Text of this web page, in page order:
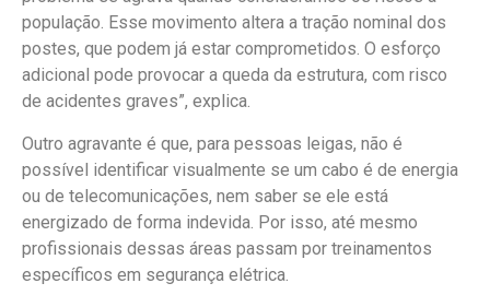
população. Esse movimento altera a tração nominal dos
postes, que podem já estar comprometidos. O esforço
adicional pode provocar a queda da estrutura, com risco
de acidentes graves”, explica.
Outro agravante é que, para pessoas leigas, não é
possível identificar visualmente se um cabo é de energia
ou de telecomunicações, nem saber se ele está
energizado de forma indevida. Por isso, até mesmo
profissionais dessas áreas passam por treinamentos
específicos em segurança elétrica.